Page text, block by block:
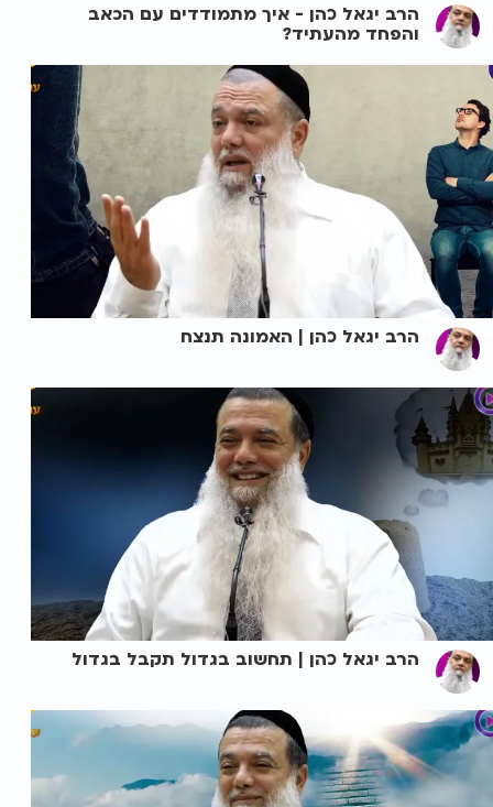
הרב יגאל כהן - איך מתמודדים עם הכאב
והפחד מהעתיד?
הרב יגאל כהן | האמונה תנצח
הרב יגאל כהן | תחשוב בגדול תקבל בגדול